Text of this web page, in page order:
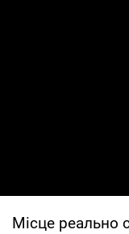
Місце реально